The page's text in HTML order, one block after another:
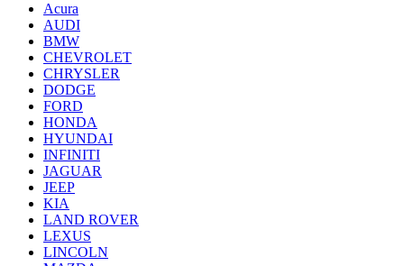
Acura
AUDI
BMW
CHEVROLET
CHRYSLER
DODGE
FORD
HONDA
HYUNDAI
INFINITI
JAGUAR
JEEP
KIA
LAND ROVER
LEXUS
LINCOLN